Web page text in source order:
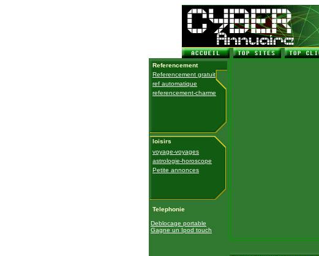
Referencement
Referencement gratuit
ref automatique
referencement-charme
loisirs
voyage-voyages
astrologie-horoscope
Petite annonces
Telephonie
Deblocage portable
Gagne un Ipod touch